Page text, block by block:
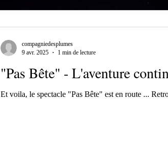
"Pas Bête" - L'aventure
Et voila, le spectacle "Pas Bête" est en route ...
compagniedesplumes
9 avr. 2025
1 min de lecture